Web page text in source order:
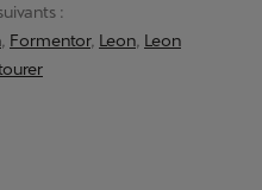
:
Formentor, Leon Leon